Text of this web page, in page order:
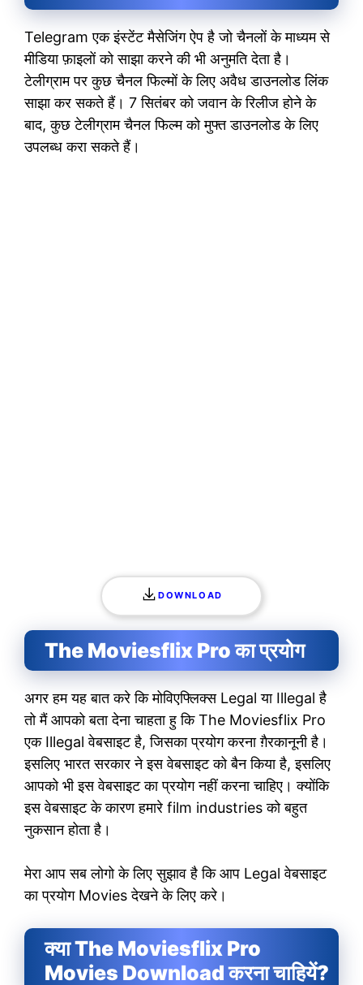
Telegram एक इंस्टेंट मैसेजिंग ऐप है जो चैनलों के माध्यम से
मीडिया फ़ाइलों को साझा करने की भी अनुमति देता है।
टेलीग्राम पर कुछ चैनल फिल्मों के लिए अवैध डाउनलोड लिंक
साझा कर सकते हैं। 7 सितंबर को जवान के रिलीज होने के
बाद, कुछ टेलीग्राम चैनल फिल्म को मुफ्त डाउनलोड के लिए
उपलब्ध करा सकते हैं।
DOWNLOAD
The Moviesflix Pro का प्रयोग
अगर हम यह बात करे कि मोविएफ्लिक्स Legal या Illegal है
तो मैं आपको बता देना चाहता हु कि The Moviesflix Pro
एक Illegal वेबसाइट है, जिसका प्रयोग करना ग़ैरकानूनी है।
इसलिए भारत सरकार ने इस वेबसाइट को बैन किया है, इसलिए
आपको भी इस वेबसाइट का प्रयोग नहीं करना चाहिए। क्योंकि
इस वेबसाइट के कारण हमारे film industries को बहुत
नुकसान होता है।
मेरा आप सब लोगो के लिए सुझाव है कि आप Legal वेबसाइट
का प्रयोग Movies देखने के लिए करे।
क्या The Moviesflix Pro
Movies Download करना चाहियें?